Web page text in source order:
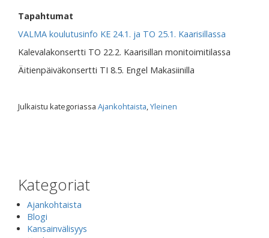
Tapahtumat
VALMA koulutusinfo KE 24.1. ja TO 25.1. Kaarisillassa
Kalevalakonsertti TO 22.2. Kaarisillan monitoimitilassa
Äitienpäiväkonsertti TI 8.5. Engel Makasiinilla
Julkaistu kategoriassa Ajankohtaista,Yleinen
Kategoriat
Ajankohtaista
Blogi
Kansainvälisyys